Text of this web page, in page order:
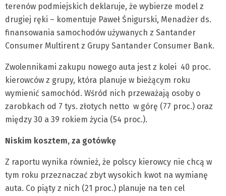
terenów podmiejskich deklaruje, że wybierze model z
drugiej ręki – komentuje Paweł Śnigurski, Menadżer ds.
finansowania samochodów używanych z Santander
Consumer Multirent z Grupy Santander Consumer Bank.
Zwolennikami zakupu nowego auta jest z kolei 40 proc.
kierowców z grupy, która planuje w bieżącym roku
wymienić samochód. Wśród nich przeważają osoby o
zarobkach od 7 tys. złotych netto w górę (77 proc.) oraz
między 30 a 39 rokiem życia (54 proc.).
Niskim kosztem, za gotówkę
Z raportu wynika również, że polscy kierowcy nie chcą w
tym roku przeznaczać zbyt wysokich kwot na wymianę
auta. Co piąty z nich (21 proc.) planuje na ten cel